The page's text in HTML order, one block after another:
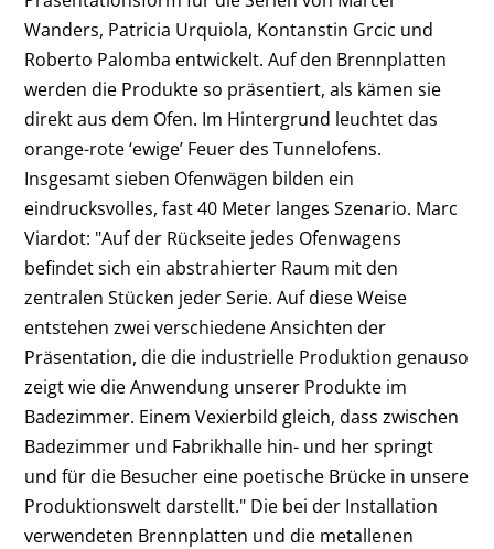
Wanders, Patricia Urquiola, Kontanstin Grcic und
Roberto Palomba entwickelt. Auf den Brennplatten
werden die Produkte so präsentiert, als kämen sie
direkt aus dem Ofen. Im Hintergrund leuchtet das
orange-rote ‘ewige’ Feuer des Tunnelofens.
Insgesamt sieben Ofenwägen bilden ein
eindrucksvolles, fast 40 Meter langes Szenario. Marc
Viardot: "Auf der Rückseite jedes Ofenwagens
befindet sich ein abstrahierter Raum mit den
zentralen Stücken jeder Serie. Auf diese Weise
entstehen zwei verschiedene Ansichten der
Präsentation, die die industrielle Produktion genauso
zeigt wie die Anwendung unserer Produkte im
Badezimmer. Einem Vexierbild gleich, dass zwischen
Badezimmer und Fabrikhalle hin- und her springt
und für die Besucher eine poetische Brücke in unsere
Produktionswelt darstellt." Die bei der Installation
verwendeten Brennplatten und die metallenen